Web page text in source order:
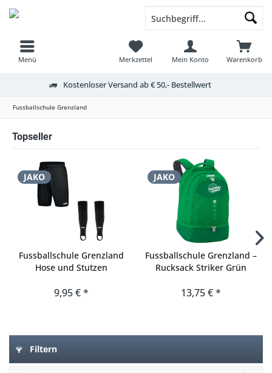
Menü Warenkorb
Merkzettel Mein Konto
Kostenloser Versand ab € 50,- Bestellwert
Fussballschule Grenzland
Topseller
JAKO
Fussballschule Grenzland
Hose und Stutzen
9,95 € *
JAKO
Fussballschule Grenzland –
Rucksack Striker Grün
13,75 € *
Filtern